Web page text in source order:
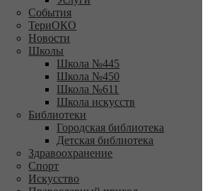
События
ТериОКО
Новости
Школы
Школа №445
Школа №450
Школа №611
Школа искусств
Библиотеки
Городская библиотека
Детская библиотека
Здравоохранение
Спорт
Искусство